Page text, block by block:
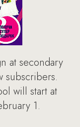
at secondary
subscribers.
will start at
1.